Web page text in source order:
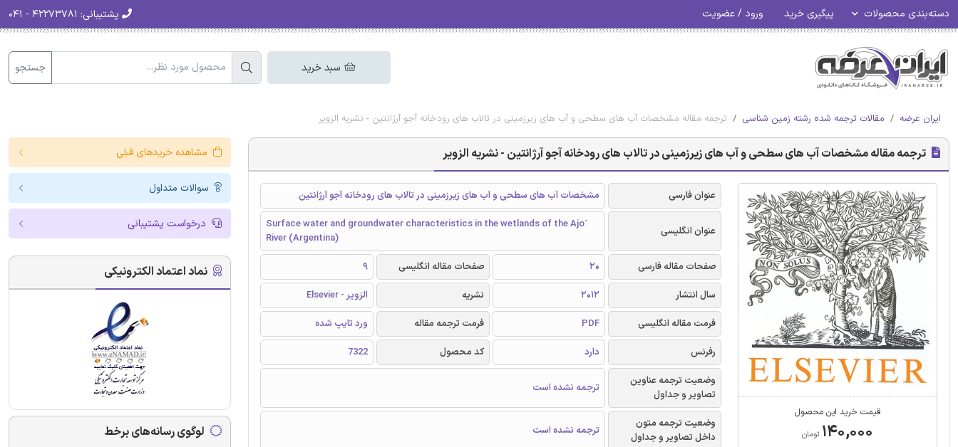
دسته‌بندی محصولات پیگیری خرید ورود / عضویت پشتیبانی:
سبد خرید جستجو
ایران عرضه مقالات ترجمه شده رشته زمین شناسی ترجمه مقاله مشخصات آب های سطحی و آب های زیرزمینی در تالاب های رودخانه آجو آرژانتین - نشریه الزویر
ترجمه مقاله مشخصات آب های سطحی و آب های زیرزمینی در تالاب های رودخانه آجو آرژانتین - نشریه الزویر
قیمت خرید این محصول
۱۴۰,۰۰۰ تومان
عنوان فارسی مشخصات آب های سطحی و آب های زیرزمینی در تالاب های رودخانه آجو آرژانتین
عنوان انگلیسی
Surface water and groundwater characteristics in the wetlands of the Ajo´
River (Argentina)
صفحات مقاله فارسی
20 صفحات مقاله انگلیسی
9
سال انتشار
2012 نشریه
الزویر - Elsevier
فرمت مقاله انگلیسی
PDF فرمت ترجمه مقاله
ورد تایپ شده
رفرنس
دارد کد محصول
7322
وضعیت ترجمه عناوین
تصاویر و جداول
ترجمه نشده است
وضعیت ترجمه متون
داخل تصاویر و جداول
ترجمه نشده است
مشاهده خریدهای قبلی
سوالات متداول
درخواست پشتیبانی
نماد اعتماد الکترونیکی
لوگوی رسانه‌های برخط